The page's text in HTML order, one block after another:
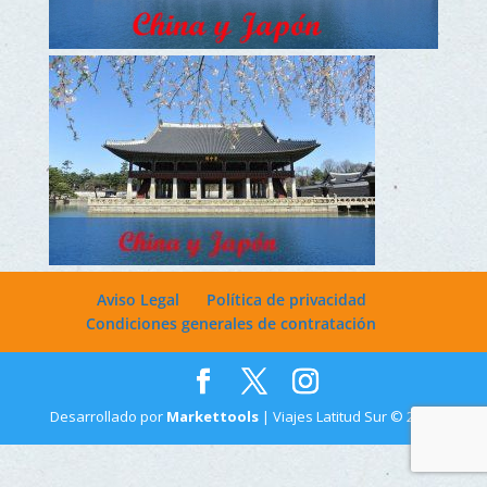
Aviso Legal
Política de privacidad
Condiciones generales de contratación
Desarrollado por Markettools | Viajes Latitud Sur © 2022